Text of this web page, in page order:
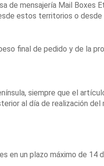
de mensajería Mail Boxes
estos territorios o
final de pedido y de la
siempre que el
al día de realización del
en un plazo máximo de 14